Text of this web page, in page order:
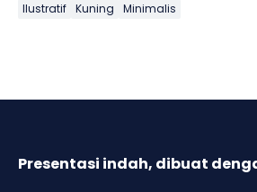
Ilustratif Kuning Minimalis
Presentasi indah, dibuat